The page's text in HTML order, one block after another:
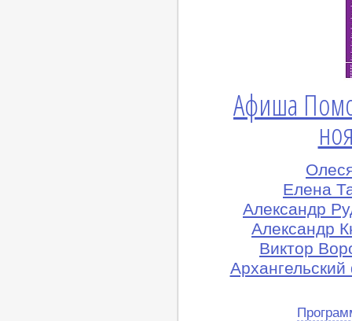
Афиша
Елена
Александр
Александр
Виктор